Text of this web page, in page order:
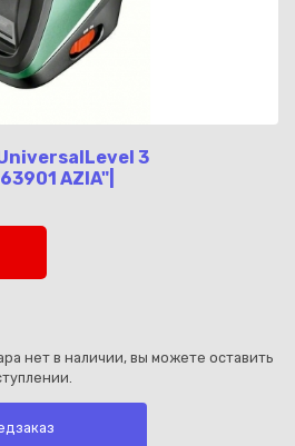
Каз
3
AZIA"|
нет в наличии, вы можете оставить